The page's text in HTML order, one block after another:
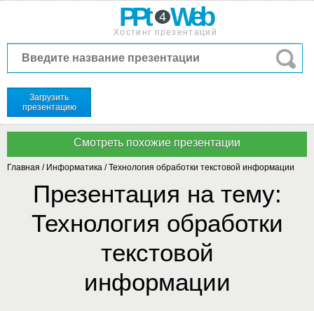
PPt 4 Web
Хостинг презентаций
Загрузить
презентацию
Главная / Информатика /Технология обработки текстовой информации
Презентация на тему:
Технология обработки
текстовой
информации